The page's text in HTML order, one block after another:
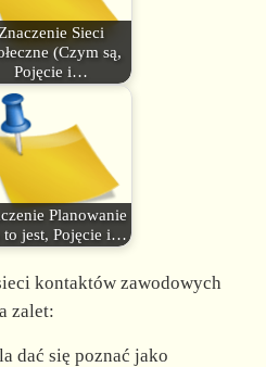
Znaczenie Sieci
(Czym są,
Pojęcie i…
Planowanie
to jest, Pojęcie i…
kontaktów zawodowych
zalet:
dać się poznać jako